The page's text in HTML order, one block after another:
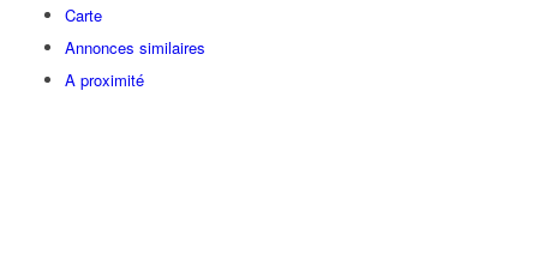
Carte
Annonces similaires
A proximité